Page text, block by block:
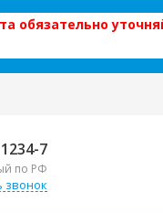
обязательно
7
по РФ
звонок